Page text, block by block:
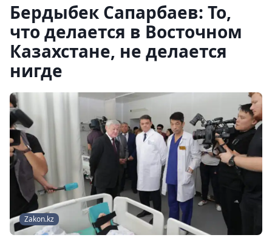
Бердыбек Сапарбаев: То,
что делается в Восточном
Казахстане, не делается
нигде
Zakon.kz